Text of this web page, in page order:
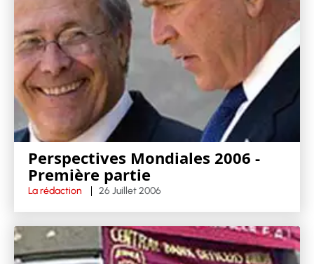
Perspectives Mondiales 2006 -
Première partie
La rédaction 26 Juillet 2006